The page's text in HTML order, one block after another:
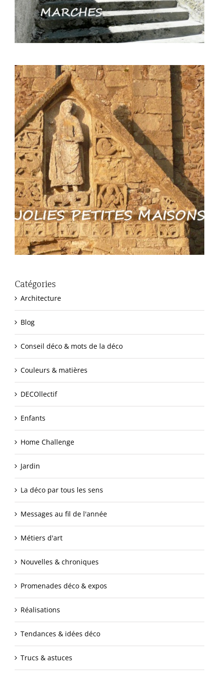
Catégories
Architecture
Blog
Conseil déco & mots de la déco
Couleurs & matières
DECOllectif
Enfants
Home Challenge
Jardin
La déco par tous les sens
Messages au fil de l'année
Métiers d'art
Nouvelles & chroniques
Promenades déco & expos
Réalisations
Tendances & idées déco
Trucs & astuces